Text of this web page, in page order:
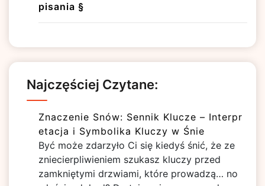
pisania §
Najczęściej Czytane:
Znaczenie Snów: Sennik Klucze – Interpr
etacja i Symbolika Kluczy w Śnie
Być może zdarzyło Ci się kiedyś śnić, że ze
zniecierpliwieniem szukasz kluczy przed
zamkniętymi drzwiami, które prowadzą… no